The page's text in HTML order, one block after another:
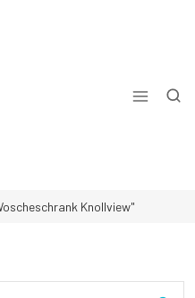
Knollview"